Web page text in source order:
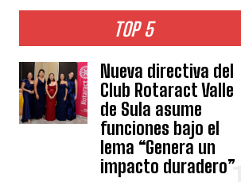
TOP 5
Nueva directiva del
Club Rotaract Valle
de Sula asume
funciones bajo el
lema “Genera un
impacto duradero”